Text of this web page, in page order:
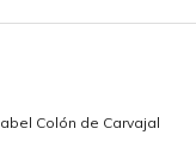
Colón de Carvajal